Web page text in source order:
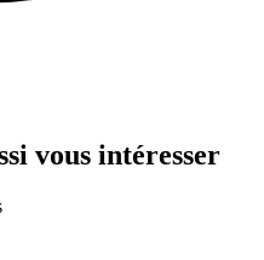
vous intéresser